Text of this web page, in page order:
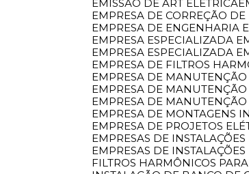
EMISSÃO DE ART ELÉTRICA
EMPRESA DE CORREÇÃO
EMPRESA DE ENGENHARIA
EMPRESA ESPECIALIZADA
EMPRESA ESPECIALIZADA
EMPRESA DE FILTROS
EMPRESA DE
EMPRESA DE
EMPRESA DE
EMPRESA DE MONTAGENS
EMPRESA DE PROJETOS
EMPRESAS DE
EMPRESAS DE
FILTROS HARMÔNICOS